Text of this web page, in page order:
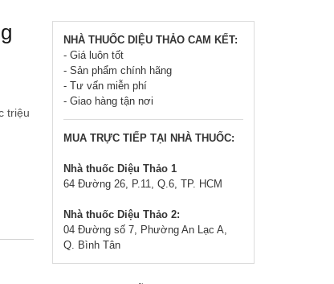
triệu
NHÀ THUỐC DIỆU THẢO CAM KẾT:
- Giá luôn tốt
- Sản phẩm chính hãng
- Tư vấn miễn phí
- Giao hàng tận nơi
MUA TRỰC TIẾP TẠI NHÀ THUỐC:
Nhà thuốc Diệu Thảo 1
64 Đường 26, P.11, Q.6, TP. HCM
Nhà thuốc Diệu Thảo 2:
04 Đường số 7, Phường An Lạc A,
Q. Bình Tân